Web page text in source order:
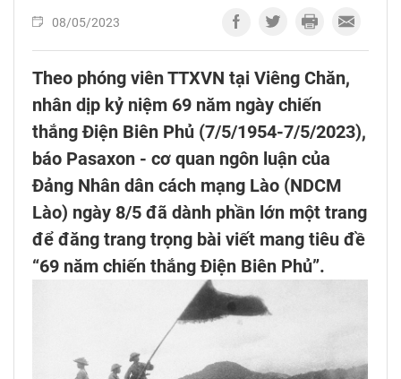
08/05/2023
Theo phóng viên TTXVN tại Viêng Chăn,
nhân dịp kỷ niệm 69 năm ngày chiến
thắng Điện Biên Phủ (7/5/1954-7/5/2023),
báo Pasaxon - cơ quan ngôn luận của
Đảng Nhân dân cách mạng Lào (NDCM
Lào) ngày 8/5 đã dành phần lớn một trang
để đăng trang trọng bài viết mang tiêu đề
“69 năm chiến thắng Điện Biên Phủ”.